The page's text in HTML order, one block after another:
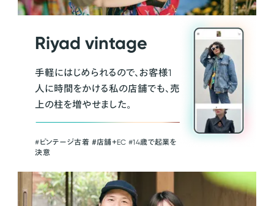
Riyad vintage
手軽にはじめられるので、お客様1
人に時間をかける私の店舗でも、売
上の柱を増やせました。
#ビンテージ古着 ＃店舗＋EC #14歳で起業を
決意